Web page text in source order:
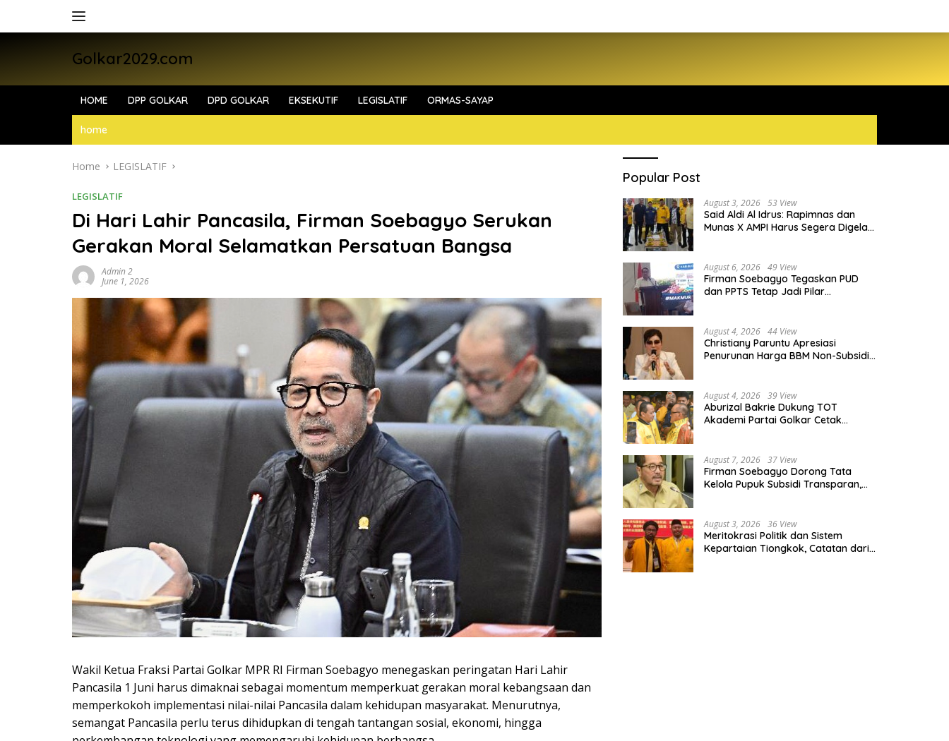
Golkar2029.com
HOME DPP GOLKAR DPD GOLKAR EKSEKUTIF LEGISLATIF ORMAS-SAYAP
home
Home LEGISLATIF
LEGISLATIF
Di Hari Lahir Pancasila, Firman Soebagyo Serukan
Gerakan Moral Selamatkan Persatuan Bangsa
Admin 2
June 1, 2026
Wakil Ketua Fraksi Partai Golkar MPR RI Firman Soebagyo menegaskan peringatan Hari Lahir
Pancasila 1 Juni harus dimaknai sebagai momentum memperkuat gerakan moral kebangsaan dan
memperkokoh implementasi nilai-nilai Pancasila dalam kehidupan masyarakat. Menurutnya,
semangat Pancasila perlu terus dihidupkan di tengah tantangan sosial, ekonomi, hingga
Popular Post
August 3, 2026 53 View
Said Aldi Al Idrus: Rapimnas dan
Munas X AMPI Harus Segera Digelar
August 6, 2026 49 View
Firman Soebagyo Tegaskan PUD
dan PPTS Tetap Jadi Pilar
August 4, 2026 44 View
Christiany Paruntu Apresiasi
Penurunan Harga BBM Non-Subsidi,
August 4, 2026 39 View
Aburizal Bakrie Dukung TOT
Akademi Partai Golkar Cetak
August 7, 2026 37 View
Firman Soebagyo Dorong Tata
Kelola Pupuk Subsidi Transparan,
August 3, 2026 36 View
Meritokrasi Politik dan Sistem
Kepartaian Tiongkok, Catatan dari